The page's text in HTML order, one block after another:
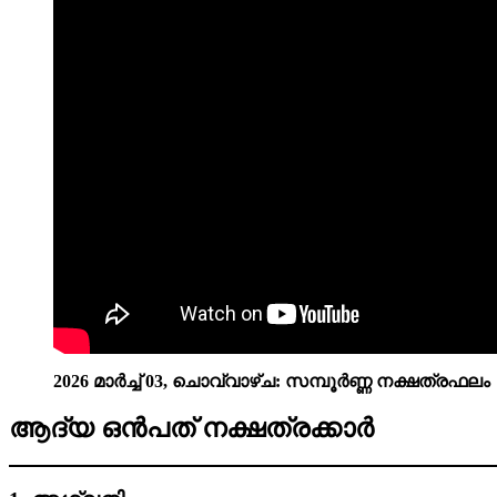
2026 മാർച്ച് 03, ചൊവ്വാഴ്‌ച: സമ്പൂർണ്ണ നക്ഷത്രഫലം
ആദ്യ ഒൻപത് നക്ഷത്രക്കാർ